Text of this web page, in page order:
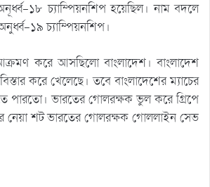
১৮ চ্যাম্পিয়নশিপ হয়েছিল। নাম বদলে
১৯ চ্যাম্পিয়নশিপ।
করে আসছিলো বাংলাদেশ। বাংলাদেশ
করে খেলেছে। তবে বাংলাদেশের ম্যাচের
পারতো। ভারতের গোলরক্ষক ভুল করে গ্রিপে
নেয়া শট ভারতের গোলরক্ষক গোললাইন সেভ